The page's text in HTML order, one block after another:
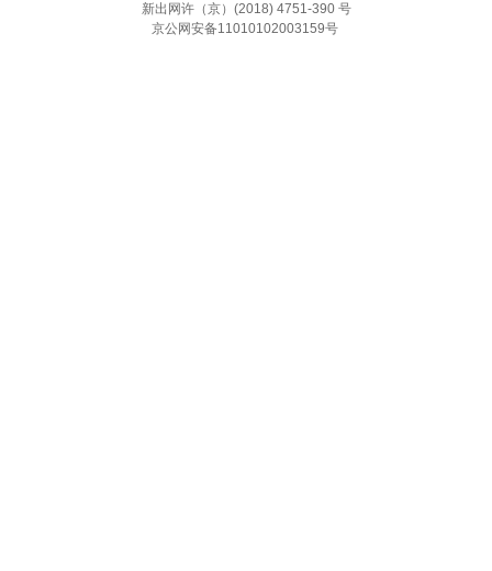
新出网许（京）(2018) 4751-390 号
京公网安备11010102003159号